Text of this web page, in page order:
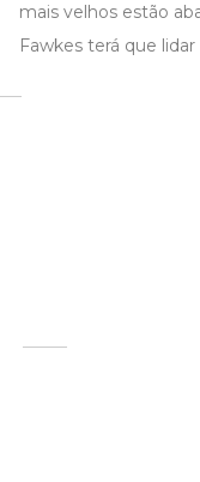
mais velhos estão
Fawkes terá que